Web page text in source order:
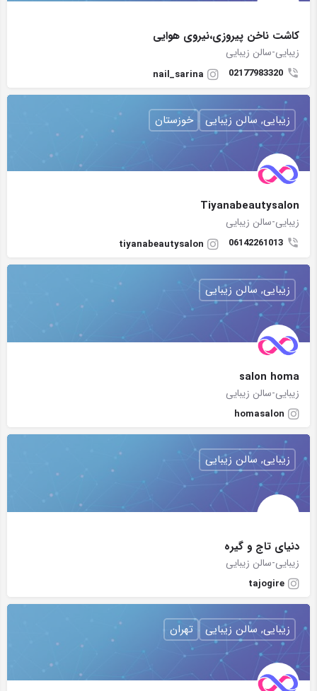
کاشت ناخن پیروزی،نیروی هوایی
زیبایی-سالن زیبایی
02177983320
nail_sarina
Tiyanabeautysalon
زیبایی-سالن زیبایی
06142261013
tiyanabeautysalon
زیبایی, سالن زیبایی خوزستان
salon homa
زیبایی-سالن زیبایی
homasalon
زیبایی, سالن زیبایی
دنیای تاج و گیره
زیبایی-سالن زیبایی
tajogire
زیبایی, سالن زیبایی
زیبایی, سالن زیبایی تهران